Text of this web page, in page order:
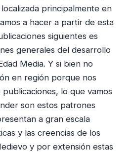
principalmente en
a hacer a partir de esta
siguientes es
generales del desarrollo
Media. Y si bien no
en región porque nos
publicaciones, lo que vamos
son estos patrones
a gran escala
y las creencias de los
y por extensión estas